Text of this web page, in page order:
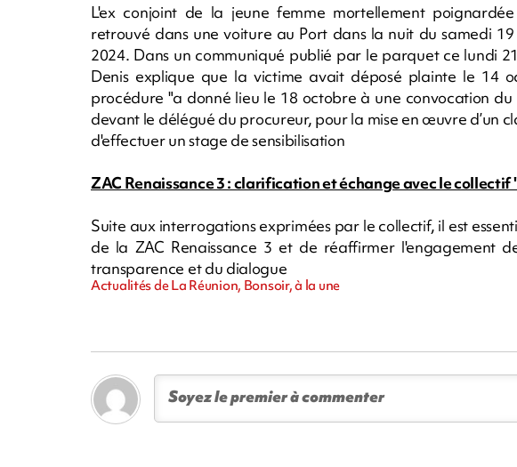
L'ex conjoint de la jeune femme mortellement
retrouvé dans une voiture au Port dans la nuit du samedi
2024. Dans un communiqué publié par le parquet ce lundi
Denis explique que la victime avait déposé plainte le 14
procédure "a donné lieu le 18 octobre à une convocation
devant le délégué du procureur, pour la mise en œuvre d’un
d'effectuer un stage de sensibilisation
ZAC Renaissance 3 : clarification et échange avec le
Suite aux interrogations exprimées par le collectif, il est
de la ZAC Renaissance 3 et de réaffirmer l'engagement
transparence et du dialogue
Actualités de La Réunion, Bonsoir, à la une